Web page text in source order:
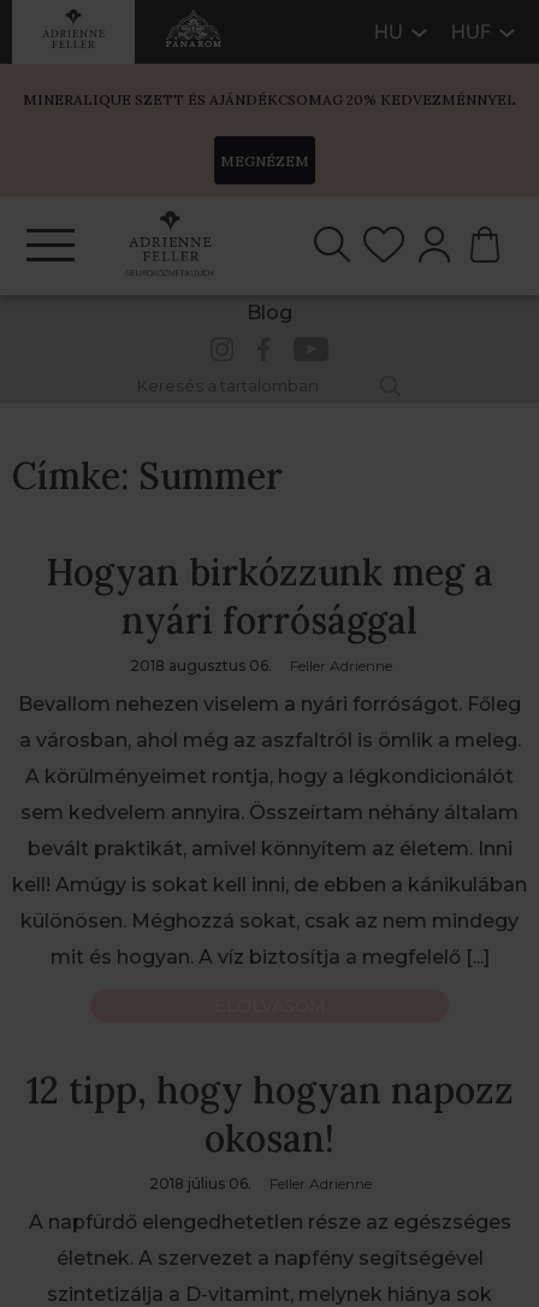
HU HUF
MINERALIQUE SZETT ÉS AJÁNDÉKCSOMAG 20% KEDVEZMÉNNYEL
MEGNÉZEM
Blog
Címke: Summer
Hogyan birkózzunk meg a
nyári forrósággal
2018 augusztus 06. Feller Adrienne
Bevallom nehezen viselem a nyári forróságot. Főleg
a városban, ahol még az aszfaltról is ömlik a meleg.
A körülményeimet rontja, hogy a légkondicionálót
sem kedvelem annyira. Összeírtam néhány általam
bevált praktikát, amivel könnyítem az életem. Inni
kell! Amúgy is sokat kell inni, de ebben a kánikulában
különösen. Méghozzá sokat, csak az nem mindegy
mit és hogyan. A víz biztosítja a megfelelő [...]
12 tipp, hogy hogyan napozz
okosan!
2018 július 06. Feller Adrienne
A napfürdő elengedhetetlen része az egészséges
életnek. A szervezet a napfény segítségével
szintetizálja a D-vitamint, melynek hiánya sok